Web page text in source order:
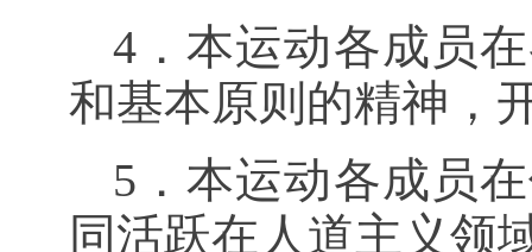
4．本运动各成员
和基本原则的精神，
5．本运动各成员
同活跃在人道主义领